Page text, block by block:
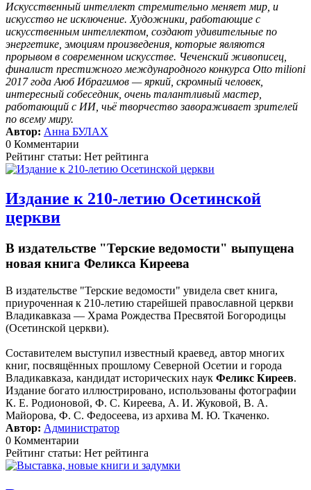
Искусственный интеллект стремительно меняет мир, и
искусство не исключение. Художники, работающие с
искусственным интеллектом, создают удивительные по
энергетике, эмоциям произведения, которые являются
прорывом в современном искусстве. Чеченский живописец,
финалист престижного международного конкурса Otto milioni
2017 года Аюб Ибрагимов — яркий, скромный человек,
интересный собеседник, очень талантливый мастер,
работающий с ИИ, чьё творчество завораживает зрителей
по всему миру.
Автор: Анна БУЛАХ
0 Комментарии
Рейтинг статьи: Нет рейтинга
Издание к 210-летию Осетинской
церкви
В издательстве "Терские ведомости" выпущена
новая книга Феликса Киреева
В издательстве "Терские ведомости" увидела свет книга,
приуроченная к 210-летию старейшей православной церкви
Владикавказа — Храма Рождества Пресвятой Богородицы
(Осетинской церкви).
Составителем выступил известный краевед, автор многих
книг, посвящённых прошлому Северной Осетии и города
Владикавказа, кандидат исторических наук Феликс Киреев.
Издание богато иллюстрировано, использованы фотографии
К. Е. Родионовой, Ф. С. Киреева, А. И. Жуковой, В. А.
Майорова, Ф. С. Федосеева, из архива М. Ю. Ткаченко.
Автор: Администратор
0 Комментарии
Рейтинг статьи: Нет рейтинга